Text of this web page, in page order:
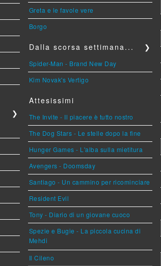
❯
Greta e le favole vere
Borgo
Dalla scorsa settimana... ❯
Spider-Man - Brand New Day
Kim Novak's Vertigo
Attesissimi
The Invite - Il piacere è tutto nostro
The Dog Stars - Le stelle dopo la fine
Hunger Games - L'alba sulla mietitura
Avengers - Doomsday
Santiago - Un cammino per ricominciare
Resident Evil
Tony - Diario di un giovane cuoco
Spezie e Bugie - La piccola cucina di
Mehdi
Il Cileno